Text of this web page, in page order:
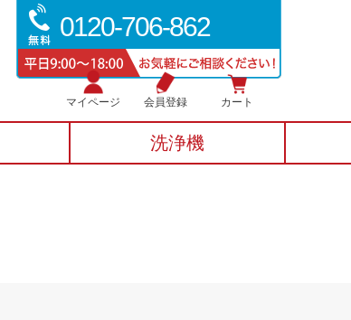
0120-706-862
マイページ 会員登録 カート
洗浄機